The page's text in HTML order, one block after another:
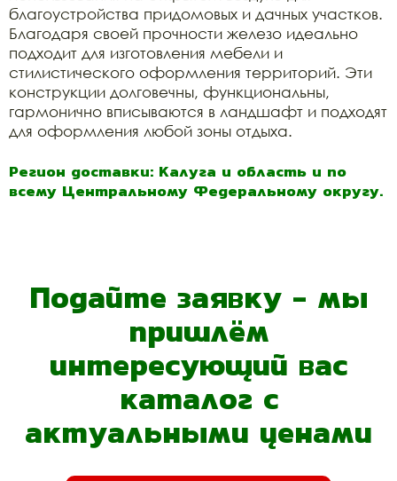
благоустройства придомовых и дачных участков.
Благодаря своей прочности железо идеально
подходит для изготовления мебели и
стилистического оформления территорий. Эти
конструкции долговечны, функциональны,
гармонично вписываются в ландшафт и подходят
для оформления любой зоны отдыха.
Регион доставки: Калуга и область и по
всему Центральному Федеральному округу.
Подайте заявку - мы
пришлём
интересующий вас
каталог с
актуальными ценами